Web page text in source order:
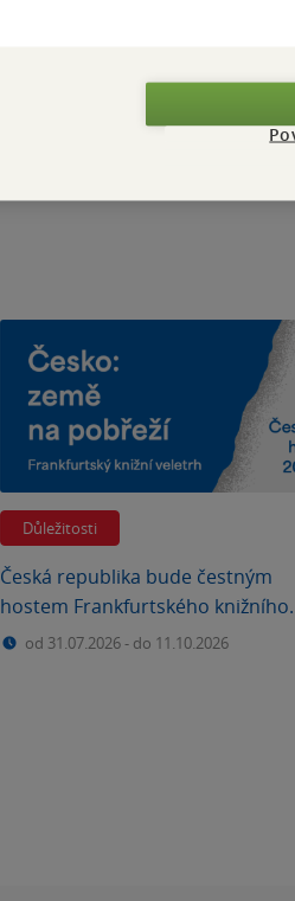
FESTIVAL KNIŽNÍCH ZÁVISLÁKŮ
Důležitosti
Česká republika bude čestným
hostem Frankfurtského knižního
veletrhu. A my budeme u toho.
od 31.07.2026- do 11.10.2026